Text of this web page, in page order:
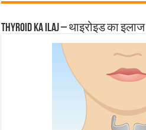
Thyroid ka ilaj – थाइरोइड का इलाज